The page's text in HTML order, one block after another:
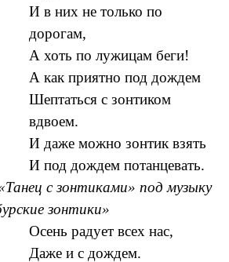
И в них не только по
дорогам,
А хоть по лужицам беги!
А как приятно под дождем
Шептаться с зонтиком
вдвоем.
И даже можно зонтик взять
И под дождем потанцевать.
с зонтиками» под музыку
зонтики»
Осень радует всех нас,
Даже и с дождем.